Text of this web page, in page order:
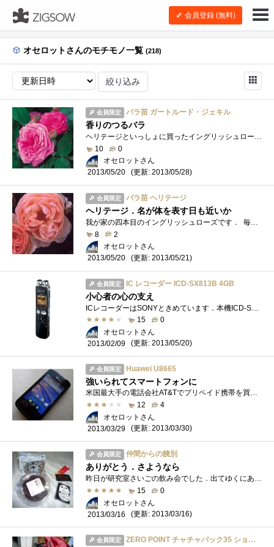
会員登録 (無料)
オセロットさんのモチモノ一覧 (218)
絞り込み
会員限定 バラ苗 ガートルード・ジェキル
香りのつるバラ
ヘリテージといっしょに買ったイングリッシュローズです．ふり返ってみて，ことにバラ選びにかぎっては我ながらブランド志向が強いように感�...
10
0
オセロットさん
2013/05/20
(更新: 2013/05/28)
会員限定 バラ苗 ヘリテージ
ヘリテージ．名が体を表す日も近いか
我が家の四本目のイングリッシュローズです． 毎年膨大な数の品種がうまれ，一時流行っても消えてゆくバラがほとんどのなかで，30年も昔に�...
8
2
オセロットさん
2013/05/20
(更新: 2013/05/21)
会員限定 IC レコーダー ICD-SX813B 4GB
小心者の心の支え
15
0
オセロットさん
2013/02/09
(更新: 2013/05/20)
会員限定 Huawei U8665
強いられてスマートフォンに
米国最大手の電話会社AT&Tでプリペイド携帯を買いました．米国で携帯電話の契約をするには，社会保障番号など渡米直後の外国人がもっていな...
12
4
オセロットさん
2013/03/29
(更新: 2013/03/30)
会員限定 仲間からの餞別
ありがとう．さようなら
昨日が研究室さいごの飲み会でした．出てゆくにあたり，いろんな人から餞別をいただきました．「アメリカで困らないための本」はいろいろな�...
15
0
オセロットさん
2013/03/16
(更新: 2013/03/16)
会員限定 ZERO POINT チャチャパック35 ショート